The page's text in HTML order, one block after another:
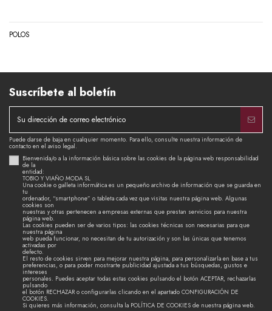
POLOS
Suscríbete al boletín
Puede darse de baja en cualquier momento. Para ello, consulte nuestra información de
contacto en el aviso legal.
Bienvenida/o a la información básica sobre las cookies de la página web responsabilidad
de la
entidad:
TOBIO Y VIAÑO MODA SL
Una cookie o galleta informática es un pequeño archivo de información que se guarda en
tu
ordenador, “smartphone” o tableta cada vez que visitas nuestra página web. Algunas
cookies son
nuestras y otras pertenecen a empresas externas que prestan servicios para nuestra
página web.
Las cookies pueden ser de varios tipos: las cookies técnicas son necesarias para que
nuestra página
web pueda funcionar, no necesitan de tu autorización y son las únicas que tenemos
activadas por
defecto.
El resto de cookies sirven para mejorar nuestra página, para personalizarla en base a tus
preferencias, o para poder mostrarte publicidad ajustada a tus búsquedas, gustos e
intereses
personales. Puedes aceptar todas estas cookies pulsando el botón ACEPTAR, rechazarlas
pulsando
el botón RECHAZAR o configurarlas clicando en el apartado CONFIGURACIÓN DE
COOKIES.
Si quieres más información, consulta la POLÍTICA DE COOKIES de nuestra página web.